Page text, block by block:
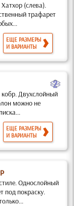
(слева).
трафарет
ЕЩЕ РАЗМЕРЫ
И ВАРИАНТЫ
b
кобр. Двухслойный
можно не
ЕЩЕ РАЗМЕРЫ
И ВАРИАНТЫ
Однослойный
под покраску.